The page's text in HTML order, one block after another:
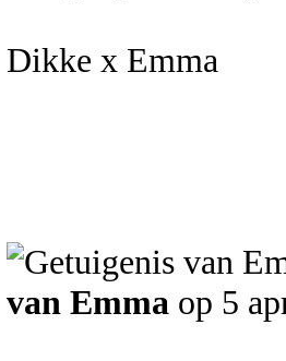
Dikke x Emma
van Emma op 5